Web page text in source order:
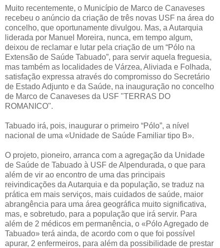
Muito recentemente, o Município de Marco de Canaveses
recebeu o anúncio da criação de três novas USF na área do
concelho, que oportunamente divulgou. Mas, a Autarquia
liderada por Manuel Moreira, nunca, em tempo algum,
deixou de reclamar e lutar pela criação de um “Pólo na
Extensão de Saúde Tabuado”, para servir aquela freguesia,
mas também as localidades de Várzea, Aliviada e Folhada,
satisfação expressa através do compromisso do Secretário
de Estado Adjunto e da Saúde, na inauguração no concelho
de Marco de Canaveses da USF "TERRAS DO
ROMANICO".
Tabuado irá, pois, inaugurar o primeiro “Pólo”, a nível
nacional de uma «Unidade de Saúde Familiar tipo B».
O projeto, pioneiro, arranca com a agregação da Unidade
de Saúde de Tabuado à USF de Alpendurada, o que para
além de vir ao encontro de uma das principais
reivindicações da Autarquia e da população, se traduz na
prática em mais serviços, mais cuidados de saúde, maior
abrangência para uma área geográfica muito significativa,
mas, e sobretudo, para a população que irá servir. Para
além de 2 médicos em permanência, o «Pólo Agregado de
Tabuado» terá ainda, de acordo com o que foi possível
apurar, 2 enfermeiros, para além da possibilidade de prestar